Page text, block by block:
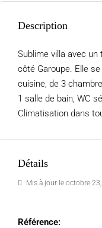
Description
Sublime villa avec
côté Garoupe. Elle se
cuisine, de 3
1 salle de bain, WC
Climatisation dans
Détails
Mis à jour le octobre
Référence: